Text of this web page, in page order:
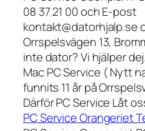
08 37 21 00 och E-post
kontakt@datorhjalp.se
Orrspelsvägen 13,
inte dator? Vi hjälper
Mac PC Service ( Nytt
funnits 11 år på
Därför PC Service Låt
PC Service Orangeriet